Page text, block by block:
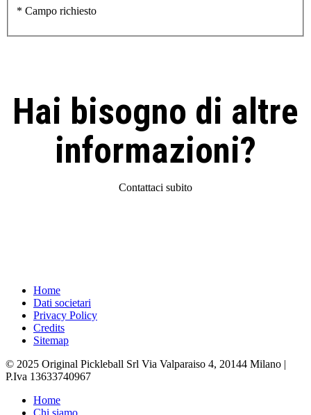
* Campo richiesto
Hai bisogno di altre
informazioni?
Contattaci subito
Home
Dati societari
Privacy Policy
Credits
Sitemap
© 2025 Original Pickleball Srl Via Valparaiso 4, 20144 Milano |
P.Iva 13633740967
Close
Menu
Home
Chi siamo